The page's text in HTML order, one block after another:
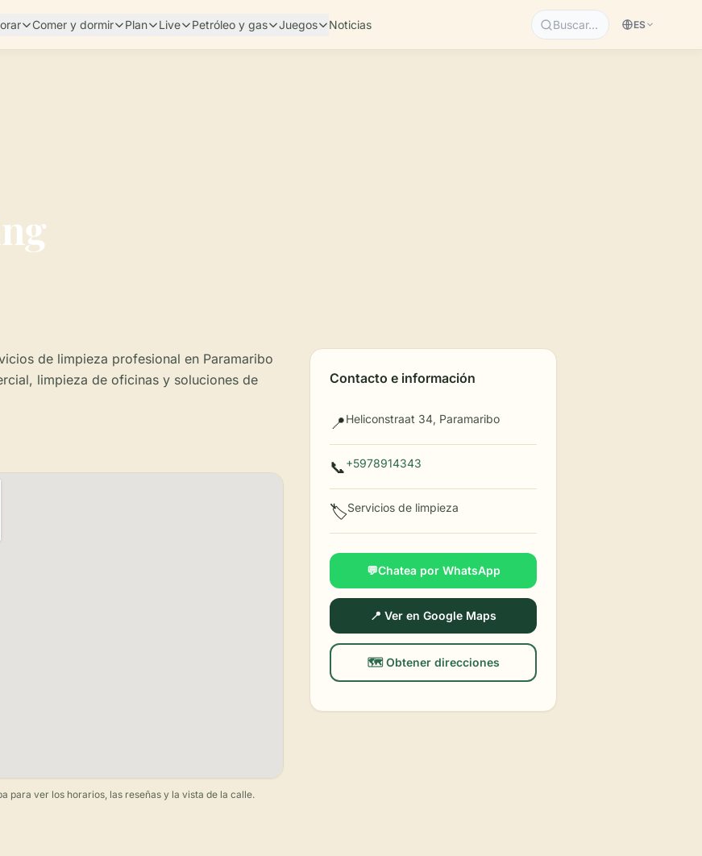
Comer y dormir Plan Live Petróleo y gas Juegos Noticias Buscar… ES
de limpieza profesional en Paramaribo
limpieza de oficinas y soluciones de
para ver los horarios, las reseñas y la vista de la calle.
Contacto e información
📍Heliconstraat 34, Paramaribo
📞+5978914343
🏷️Servicios de limpieza
💬Chatea por WhatsApp
📍 Ver en Google Maps
🗺️ Obtener direcciones